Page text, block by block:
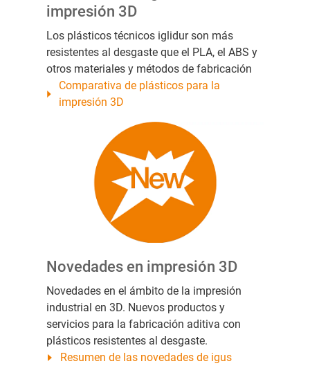
impresión 3D
Los plásticos técnicos iglidur son más
resistentes al desgaste que el PLA, el ABS y
otros materiales y métodos de fabricación
Comparativa de plásticos para la
impresión 3D
Novedades en impresión 3D
Novedades en el ámbito de la impresión
industrial en 3D. Nuevos productos y
servicios para la fabricación aditiva con
plásticos resistentes al desgaste.
Resumen de las novedades de igus